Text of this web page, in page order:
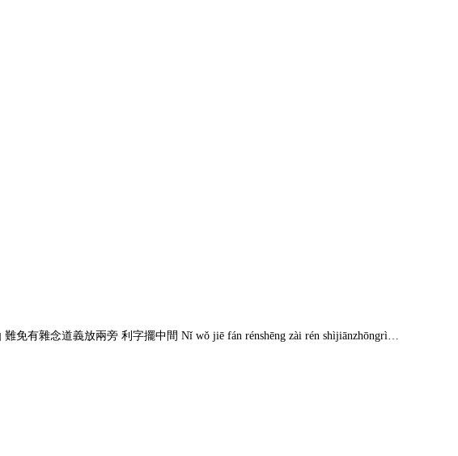
免有雜念道義放兩旁 利字擺中間 Nǐ wǒ jiē fán rénshēng zài rén shìjiānzhōngrì…